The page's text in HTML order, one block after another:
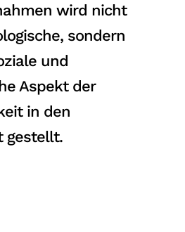
wird nicht
sondern
und
Aspekt der
in den
gestellt.